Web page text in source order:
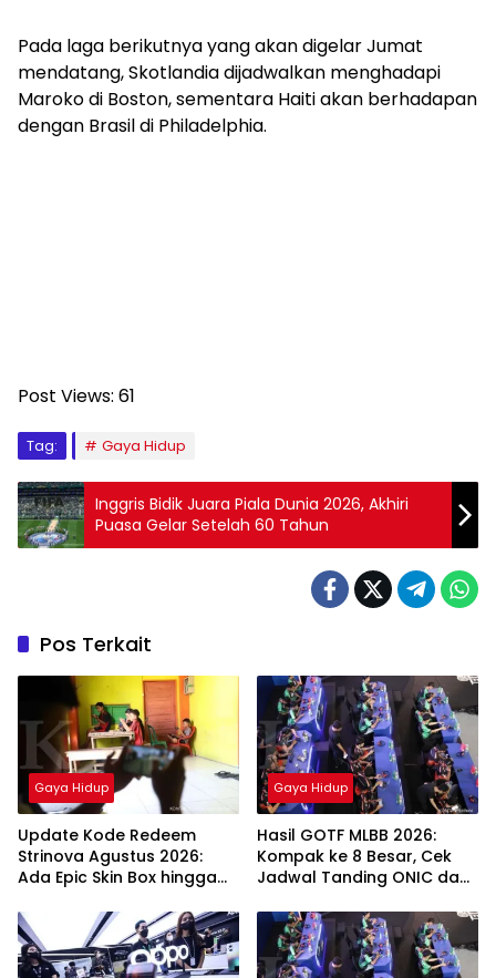
Pada laga berikutnya yang akan digelar Jumat
mendatang, Skotlandia dijadwalkan menghadapi
Maroko di Boston, sementara Haiti akan berhadapan
dengan Brasil di Philadelphia.
Post Views: 61
Tag: Gaya Hidup
Inggris Bidik Juara Piala Dunia 2026, Akhiri
Puasa Gelar Setelah 60 Tahun
Pos Terkait
Gaya Hidup
Update Kode Redeem
Strinova Agustus 2026:
Ada Epic Skin Box hingga
Gaya Hidup
Hasil GOTF MLBB 2026:
Kompak ke 8 Besar, Cek
Jadwal Tanding ONIC dan